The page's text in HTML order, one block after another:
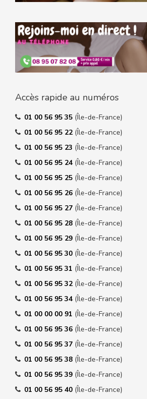
Accès rapide au numéros
01 00 56 95 35 (Île-de-France)
01 00 56 95 22 (Île-de-France)
01 00 56 95 23 (Île-de-France)
01 00 56 95 24 (Île-de-France)
01 00 56 95 25 (Île-de-France)
01 00 56 95 26 (Île-de-France)
01 00 56 95 27 (Île-de-France)
01 00 56 95 28 (Île-de-France)
01 00 56 95 29 (Île-de-France)
01 00 56 95 30 (Île-de-France)
01 00 56 95 31 (Île-de-France)
01 00 56 95 32 (Île-de-France)
01 00 56 95 34 (Île-de-France)
01 00 00 00 91 (Île-de-France)
01 00 56 95 36 (Île-de-France)
01 00 56 95 37 (Île-de-France)
01 00 56 95 38 (Île-de-France)
01 00 56 95 39 (Île-de-France)
01 00 56 95 40 (Île-de-France)